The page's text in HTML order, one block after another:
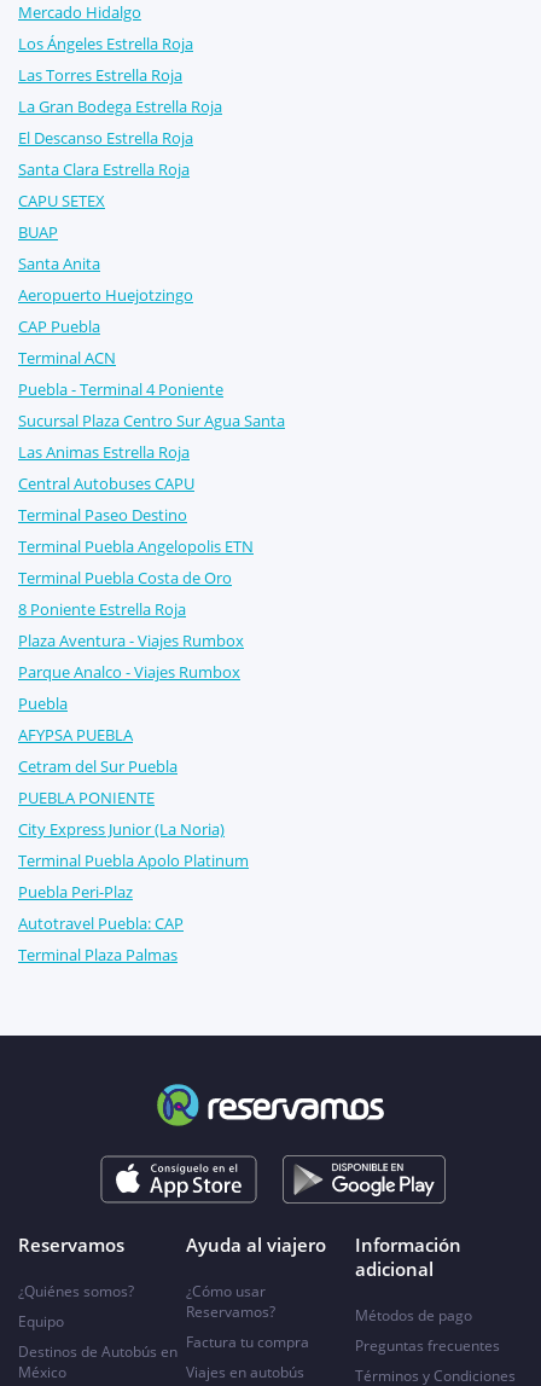
Mercado Hidalgo
Los Ángeles Estrella Roja
Las Torres Estrella Roja
La Gran Bodega Estrella Roja
El Descanso Estrella Roja
Santa Clara Estrella Roja
CAPU SETEX
BUAP
Santa Anita
Aeropuerto Huejotzingo
CAP Puebla
Terminal ACN
Puebla - Terminal 4 Poniente
Sucursal Plaza Centro Sur Agua Santa
Las Animas Estrella Roja
Central Autobuses CAPU
Terminal Paseo Destino
Terminal Puebla Angelopolis ETN
Terminal Puebla Costa de Oro
8 Poniente Estrella Roja
Plaza Aventura - Viajes Rumbox
Parque Analco - Viajes Rumbox
Puebla
AFYPSA PUEBLA
Cetram del Sur Puebla
PUEBLA PONIENTE
City Express Junior (La Noria)
Terminal Puebla Apolo Platinum
Puebla Peri-Plaz
Autotravel Puebla: CAP
Terminal Plaza Palmas
Reservamos
¿Quiénes somos?
Equipo
Destinos de Autobús en
México
Ayuda al viajero
¿Cómo usar
Reservamos?
Factura tu compra
Viajes en autobús
Información
adicional
Métodos de pago
Preguntas frecuentes
Términos y Condiciones